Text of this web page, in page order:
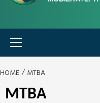
Primary
Menu
HOME MTBA
MTBA